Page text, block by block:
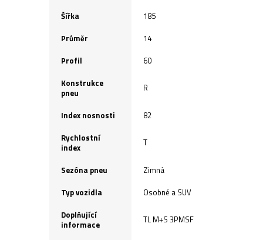
Šířka
185
Průměr
14
Profil
60
Konstrukce
pneu
R
Index nosnosti
82
Rychlostní
index
T
Sezóna pneu
Zimná
Typ vozidla
Osobné a SUV
Doplňující
informace
TL M+S 3PMSF